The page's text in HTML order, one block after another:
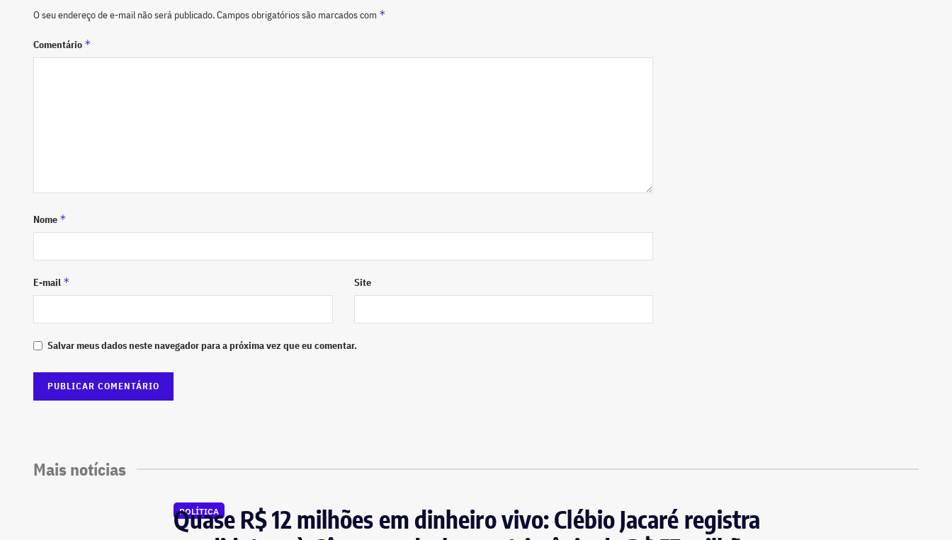
O seu endereço de e-mail não será publicado.Campos obrigatórios são marcados com *
Comentário *
Nome *
E-mail * Site
Salvar meus dados neste navegador para a próxima vez que eu comentar.
Mais notícias
POLÍTICA
Quase R$ 12 milhões em dinheiro vivo: Clébio Jacaré registra